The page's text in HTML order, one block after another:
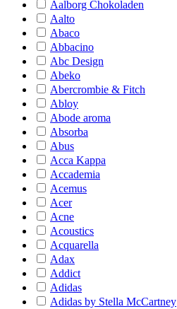
Aalborg Chokoladen
Aalto
Abaco
Abbacino
Abc Design
Abeko
Abercrombie & Fitch
Abloy
Abode aroma
Absorba
Abus
Acca Kappa
Accademia
Acemus
Acer
Acne
Acoustics
Acquarella
Adax
Addict
Adidas
Adidas by Stella McCartney